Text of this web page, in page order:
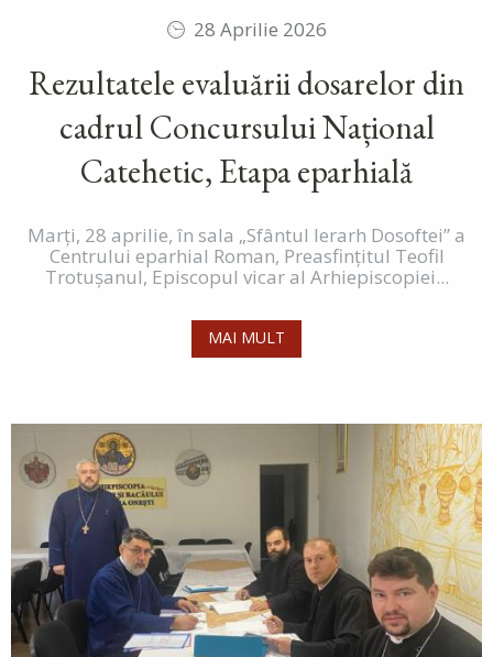
28 Aprilie 2026
Rezultatele evaluării dosarelor din
cadrul Concursului Național
Catehetic, Etapa eparhială
Marți, 28 aprilie, în sala „Sfântul Ierarh Dosoftei” a
Centrului eparhial Roman, Preasfințitul Teofil
Trotușanul, Episcopul vicar al Arhiepiscopiei...
MAI MULT